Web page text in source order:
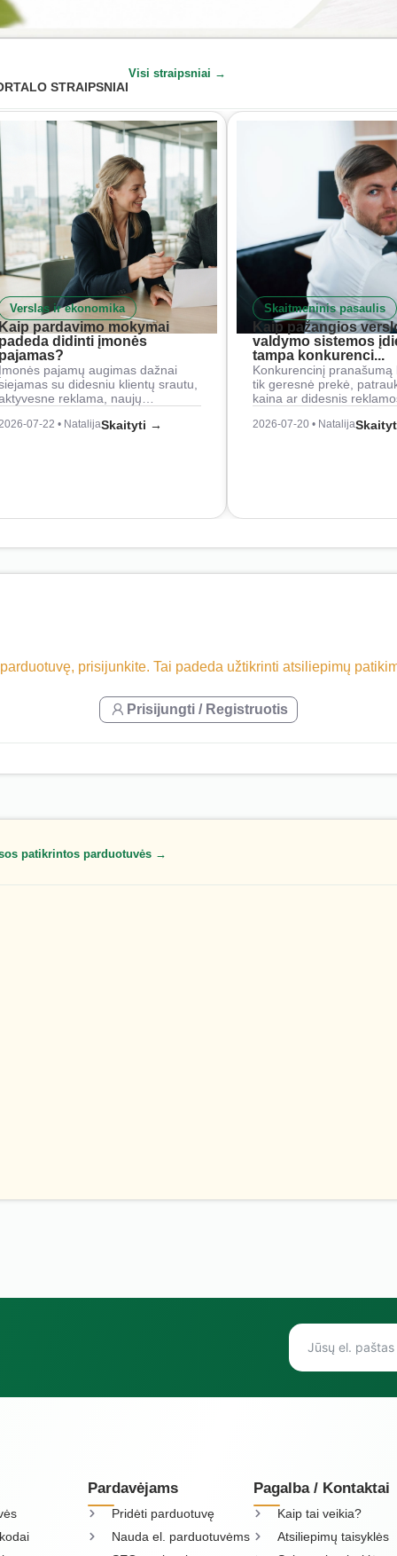
STRAIPSNIAI
Visi straipsniai →
Verslas ir ekonomika
pardavimo mokymai
didinti įmonės
pajamų augimas dažnai
su didesniu klientų srautu,
reklama, naujų…
07-22 • NatalijaSkaityti →
Skaitmeninis pasaulis
Kaip pažangios
valdymo sistemos
tampa konkurenci...
Konkurencinį pranašumą
tik geresnė prekė,
kaina ar didesnis
2026-07-20 • Natalija
prisijunkite. Tai padeda užtikrinti atsiliepimų
Prisijungti / Registruotis
patikrintos parduotuvės →
Pardavėjams
Pridėti parduotuvę
Nauda el. parduotuvėms
Pagalba / Kontaktai
Kaip tai veikia?
Atsiliepimų taisyklės